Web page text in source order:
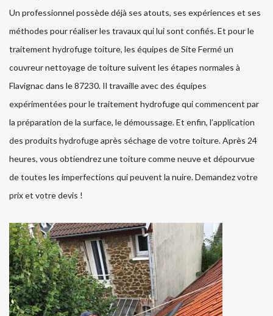
Un professionnel possède déjà ses atouts, ses expériences et ses
méthodes pour réaliser les travaux qui lui sont confiés. Et pour le
traitement hydrofuge toiture, les équipes de Site Fermé un
couvreur nettoyage de toiture suivent les étapes normales à
Flavignac dans le 87230. Il travaille avec des équipes
expérimentées pour le traitement hydrofuge qui commencent par
la préparation de la surface, le démoussage. Et enfin, l’application
des produits hydrofuge après séchage de votre toiture. Après 24
heures, vous obtiendrez une toiture comme neuve et dépourvue
de toutes les imperfections qui peuvent la nuire. Demandez votre
prix et votre devis !